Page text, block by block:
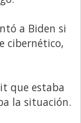
a Biden si
cibernético,
que estaba
la situación.